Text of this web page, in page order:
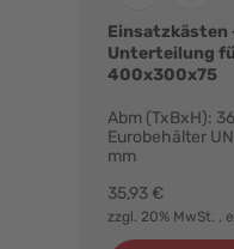
Einsatzkästen
Unterteilung
400x300x75
Abm (TxBxH):
Eurobehälter
mm
35,93 €
zzgl. 20% MwSt. ,